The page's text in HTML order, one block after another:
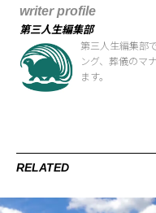
writer profile
第三人生編集部
第三人生編集部
ング、葬儀のマ
ます。
RELATED